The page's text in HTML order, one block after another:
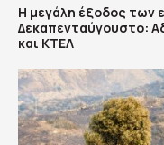
Η μεγάλη έξοδος των
Δεκαπενταύγουστο:
και ΚΤΕΛ